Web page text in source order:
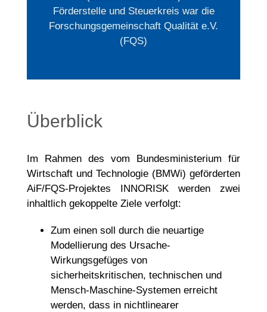
Förderstelle und Steuerkreis war die
Forschungsgemeinschaft Qualität e.V.
(FQS)
Überblick
Im Rahmen des vom Bundesministerium für
Wirtschaft und Technologie (BMWi) geförderten
AiF/FQS-Projektes INNORISK werden zwei
inhaltlich gekoppelte Ziele verfolgt:
Zum einen soll durch die neuartige
Modellierung des Ursache-
Wirkungsgefüges von
sicherheitskritischen, technischen und
Mensch-Maschine-Systemen erreicht
werden, dass in nichtlinearer